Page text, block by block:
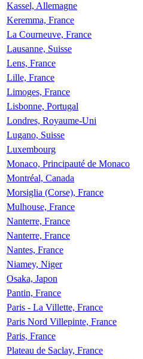
Kassel, Allemagne
Keremma, France
La Courneuve, France
Lausanne, Suisse
Lens, France
Lille, France
Limoges, France
Lisbonne, Portugal
Londres, Royaume-Uni
Lugano, Suisse
Luxembourg
Monaco, Principauté de Monaco
Montréal, Canada
Morsiglia (Corse), France
Mulhouse, France
Nanterre, France
Nanterre, France
Nantes, France
Niamey, Niger
Osaka, Japon
Pantin, France
Paris - La Villette, France
Paris Nord Villepinte, France
Paris, France
Plateau de Saclay, France